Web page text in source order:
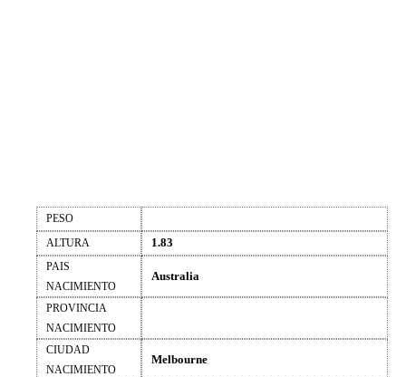
PESO
ALTURA
1.83
PAIS
NACIMIENTO
Australia
PROVINCIA
NACIMIENTO
CIUDAD
NACIMIENTO
Melbourne